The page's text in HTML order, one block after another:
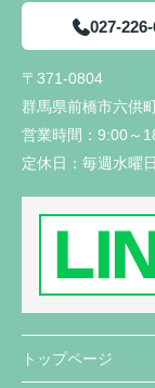
027-
〒371-0804
群馬県前橋市六供
営業時間： 9:00～
定休日： 毎週水曜日
トップページ